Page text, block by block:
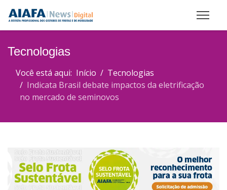
Tecnologias
Você está aqui: Início
Tecnologias
Indicata Brasil debate impactos da eletrificação
no mercado de seminovos